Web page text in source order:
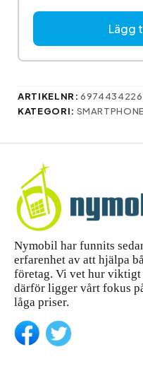
Lägg
ARTIKELNR:
KATEGORI:
Nymobil har funnits
erfarenhet av att hjälpa
företag. Vi vet hur viktigt
därför ligger vårt fokus
låga priser.